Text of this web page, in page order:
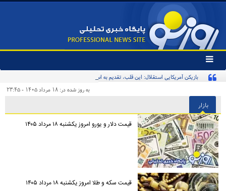
تغییر
وضعیت
منوی
ها
بازیکن آمریکایی استقلال: این قلب، تقدیم به استقلال و استقلالی‌ها/ تیم‌ملی ایران پیشنهاد
به روز شده در: ۱۸ مرداد ۱۴۰۵ - ۲۳:۴۵
بازار
قیمت دلار و یورو امروز یکشنبه ۱۸ مرداد ۱۴۰۵
قیمت سکه و طلا امروز یکشنبه ۱۸ مرداد ۱۴۰۵